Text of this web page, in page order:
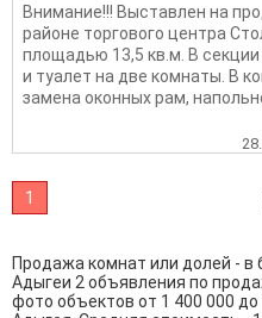
Внимание!!! Выставлен на
районе торгового центра
площадью 13,5 кв.м. В
и туалет на две комнаты. В
замена оконных рам,
1
Продажа комнат или долей - в
Адыгеи 2 объявления по
фото объектов от 1 400 000 до